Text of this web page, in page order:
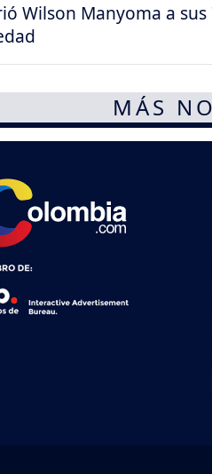
Wilson Manyoma a sus
MÁS